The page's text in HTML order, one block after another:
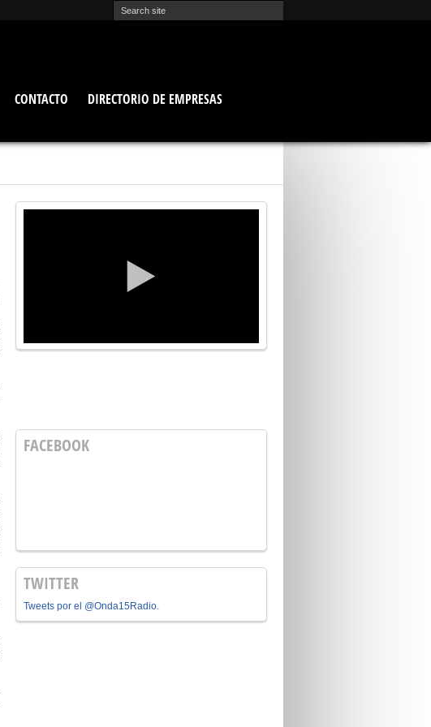
CONTACTO
DIRECTORIO DE EMPRESAS
FACEBOOK
TWITTER
Tweets por el @Onda15Radio.